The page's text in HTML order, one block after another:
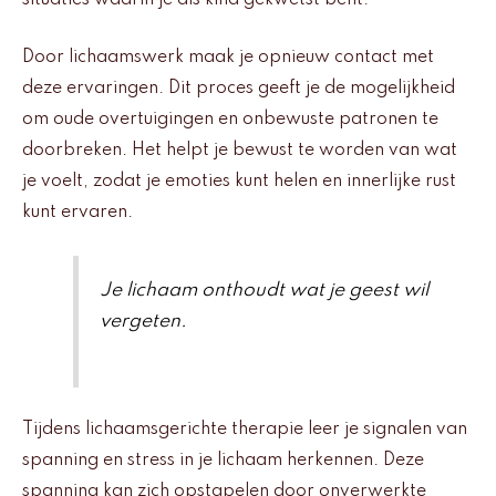
Door lichaamswerk maak je opnieuw contact met
deze ervaringen. Dit proces geeft je de mogelijkheid
om oude overtuigingen en onbewuste patronen te
doorbreken. Het helpt je bewust te worden van wat
je voelt, zodat je emoties kunt helen en innerlijke rust
kunt ervaren.
Je lichaam onthoudt wat je geest wil
vergeten.
Tijdens lichaamsgerichte therapie leer je signalen van
spanning en stress in je lichaam herkennen. Deze
spanning kan zich opstapelen door onverwerkte